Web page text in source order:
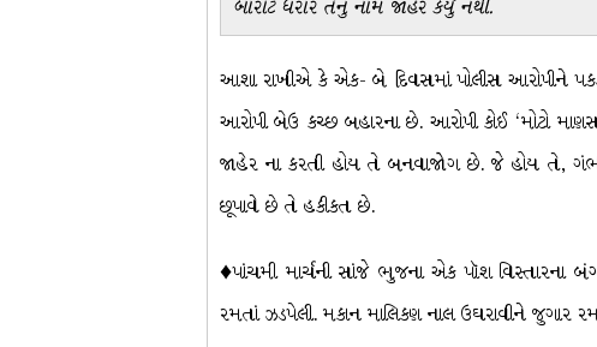
બારોટે ધરાર તેનું નામ જાહેર કર્યું નથી.
આશા રાખીએ કે એક- બે દિવસમાં પોલીસ આરોપીને
આરોપી બેઉ કચ્છ બહારના છે. આરોપી કોઈ ‘મોટો
જાહેર ના કરતી હોય તે બનવાજોગ છે. જે હોય તે,
છૂપાવે છે તે હકીકત છે.
♦પાંચમી માર્ચની સાંજે ભુજના એક પૉશ વિસ્તારના
રમતાં ઝડપેલી. મકાન માલિકણ નાલ ઉઘરાવીને જુગાર